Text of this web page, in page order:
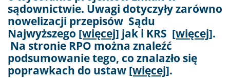
sądownictwie. Uwagi dotyczyły zarówno
nowelizacji przepisów Sądu
Najwyższego [więcej] jak i KRS [więcej].
Na stronie RPO można znaleźć
podsumowanie tego, co znalazło się
poprawkach do ustaw [więcej].